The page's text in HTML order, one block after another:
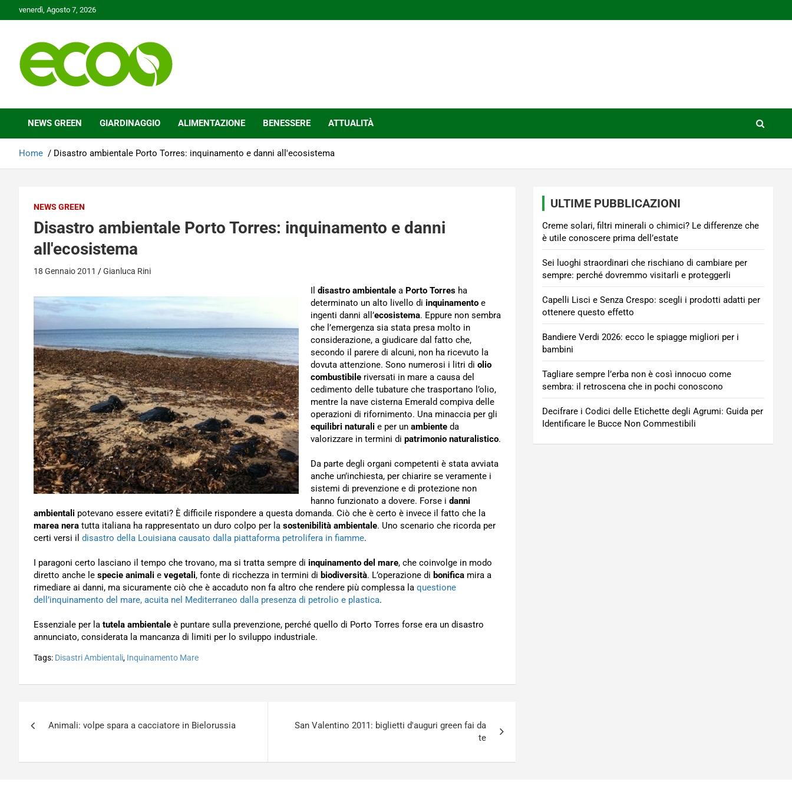
to
venerdì, Agosto 7, 2026
Ecoo.it
NEWS GREEN GIARDINAGGIO ALIMENTAZIONE BENESSERE ATTUALITÀ
Home Disastro ambientale Porto Torres: inquinamento e danni all'ecosistema
NEWS GREEN
Disastro ambientale Porto Torres: inquinamento e danni
all'ecosistema
18 Gennaio 2011 Gianluca Rini
Il disastro ambientale a Porto Torres ha
determinato un alto livello di inquinamento e
ingenti danni all’ecosistema. Eppure non sembra
che l’emergenza sia stata presa molto in
considerazione, a giudicare dal fatto che,
secondo il parere di alcuni, non ha ricevuto la
dovuta attenzione. Sono numerosi i litri di olio
combustibile riversati in mare a causa del
cedimento delle tubature che trasportano l’olio,
mentre la nave cisterna Emerald compiva delle
operazioni di rifornimento. Una minaccia per gli
equilibri naturali e per un ambiente da
valorizzare in termini di patrimonio naturalistico.
Da parte degli organi competenti è stata avviata
anche un’inchiesta, per chiarire se veramente i
sistemi di prevenzione e di protezione non
hanno funzionato a dovere. Forse i danni
ambientali potevano essere evitati? È difficile rispondere a questa domanda. Ciò che è certo è invece il fatto che la
marea nera tutta italiana ha rappresentato un duro colpo per la sostenibilità ambientale. Uno scenario che ricorda per
certi versi il disastro della Louisiana causato dalla piattaforma petrolifera in fiamme.
I paragoni certo lasciano il tempo che trovano, ma si tratta sempre di inquinamento del mare, che coinvolge in modo
diretto anche le specie animali e vegetali, fonte di ricchezza in termini di biodiversità. L’operazione di bonifica mira a
rimediare ai danni, ma sicuramente ciò che è accaduto non fa altro che rendere più complessa la questione
dell’inquinamento del mare, acuita nel Mediterraneo dalla presenza di petrolio e plastica.
Essenziale per la tutela ambientale è puntare sulla prevenzione, perché quello di Porto Torres forse era un disastro
annunciato, considerata la mancanza di limiti per lo sviluppo industriale.
Tags: Disastri Ambientali, Inquinamento Mare
Animali: volpe spara a cacciatore in Bielorussia
San Valentino 2011: biglietti d'auguri green fai da
te
ULTIME PUBBLICAZIONI
Creme solari, filtri minerali o chimici? Le differenze che
è utile conoscere prima dell’estate
Sei luoghi straordinari che rischiano di cambiare per
sempre: perché dovremmo visitarli e proteggerli
Capelli Lisci e Senza Crespo: scegli i prodotti adatti per
ottenere questo effetto
Bandiere Verdi 2026: ecco le spiagge migliori per i
bambini
Tagliare sempre l’erba non è così innocuo come
sembra: il retroscena che in pochi conoscono
Decifrare i Codici delle Etichette degli Agrumi: Guida per
Identificare le Bucce Non Commestibili